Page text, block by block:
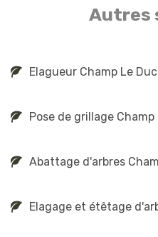
Autres
Elagueur Champ Le Duc
Pose de grillage Champ
Abattage d'arbres
Elagage et étêtage